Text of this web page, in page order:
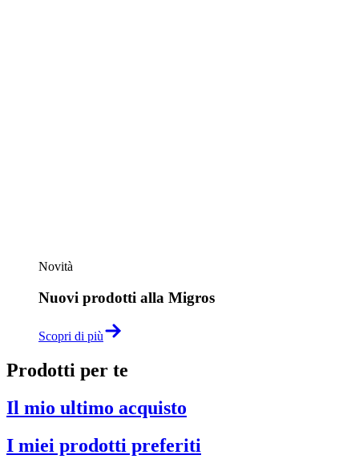
Novità
Nuovi prodotti alla Migros
Scopri di più
Prodotti per te
Il mio ultimo acquisto
I miei prodotti preferiti